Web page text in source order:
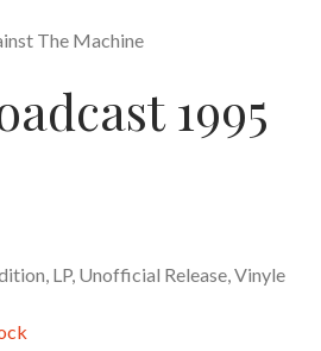
The Machine
1995
LP, Unofficial Release, Vinyle